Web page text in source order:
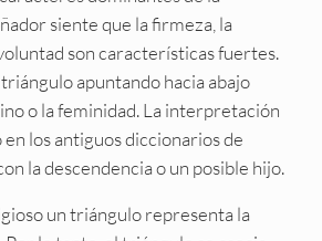
siente que la firmeza, la
son características fuertes.
apuntando hacia abajo
o la feminidad. La interpretación
los antiguos diccionarios de
la descendencia o un posible hijo.
un triángulo representa la